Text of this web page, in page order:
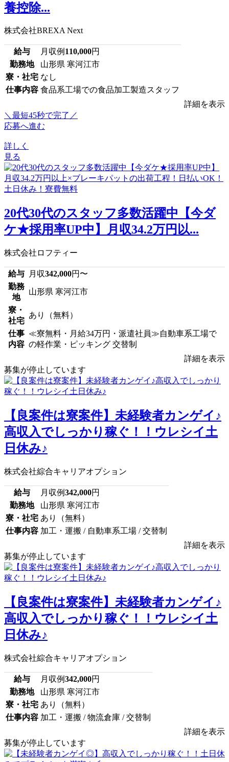
養控除...
株式会社BREXA Next
給与 月収例 110,000円
勤務地
山形県 寒河江市
寮・社宅 なし
仕事内容 食品系工場での食品加工製造スタッフ
詳細を表示
＼最短45秒で完了／
応募へ進む
詳しく
見る
20代30代のスタッフ多数活躍中【今ダ
ケ★採用率UP中】月収34.2万円以...
株式会社ロフティー
給与 月収342,000円〜
勤務
地
山形県 寒河江市
寮・
社宅
あり（無料）
仕事
内容
≪寮無料・月給34万円・派遣社員≫自動車系工場で
の軽作業・ピッキング 交替制
詳細を表示
募集が停止しています
【良案件は寮案件】未経験者カンゲイ♪
高収入でしっかり稼ぐ！！ウレシイ土
日休み♪
株式会社綜合キャリアオプション
給与 月収例342,000円
勤務地
山形県 寒河江市
寮・社宅 あり（無料）
仕事内容 加工・運搬 / 自動車系工場 / 交替制
詳細を表示
募集が停止しています
【良案件は寮案件】未経験者カンゲイ♪
高収入でしっかり稼ぐ！！ウレシイ土
日休み♪
株式会社綜合キャリアオプション
給与 月収例342,000円
勤務地
山形県 寒河江市
寮・社宅 あり（無料）
仕事内容 加工・運搬 / 物流倉庫 / 交替制
詳細を表示
募集が停止しています